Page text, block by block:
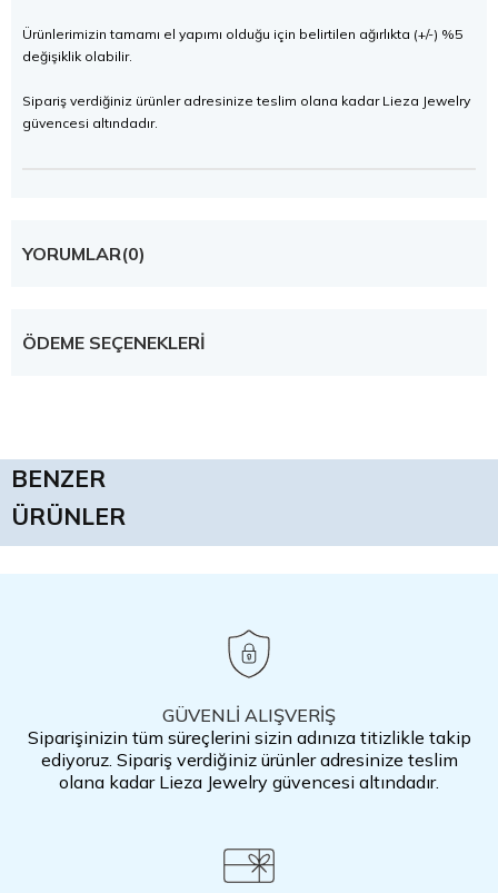
Ürünlerimizin tamamı el yapımı olduğu için belirtilen ağırlıkta (+/-) %5
değişiklik olabilir.
Sipariş verdiğiniz ürünler adresinize teslim olana kadar Lieza Jewelry
güvencesi altındadır.
YORUMLAR(0)
ÖDEME SEÇENEKLERI
BENZER
ÜRÜNLER
GÜVENLİ ALIŞVERİŞ
Siparişinizin tüm süreçlerini sizin adınıza titizlikle takip
ediyoruz. Sipariş verdiğiniz ürünler adresinize teslim
olana kadar Lieza Jewelry güvencesi altındadır.